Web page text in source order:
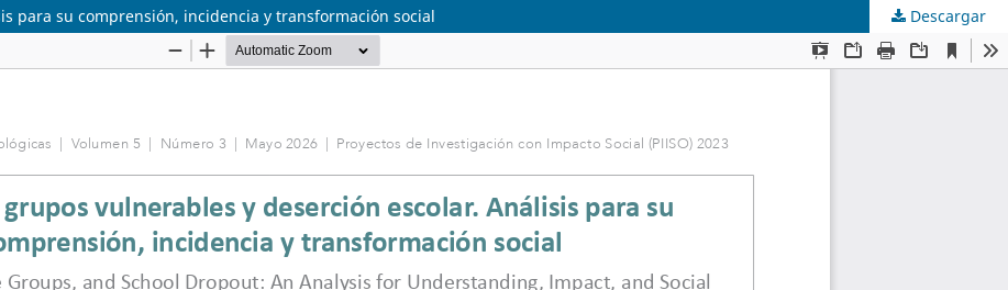
para su comprensión, incidencia y transformación social Descargar